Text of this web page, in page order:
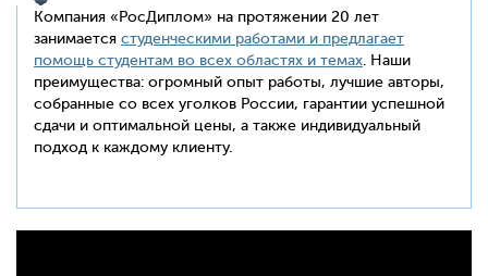
Компания «РосДиплом» на протяжении 20 лет
занимается студенческими работами и предлагает
помощь студентам во всех областях и темах. Наши
преимущества: огромный опыт работы, лучшие авторы,
собранные со всех уголков России, гарантии успешной
сдачи и оптимальной цены, а также индивидуальный
подход к каждому клиенту.